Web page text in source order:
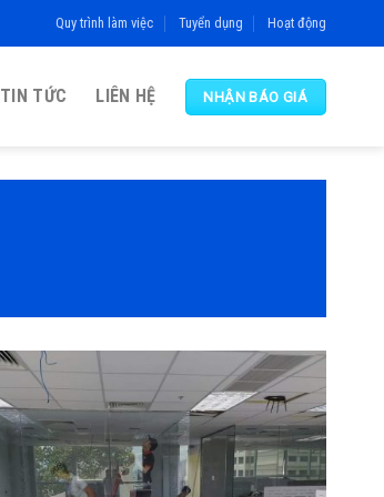
Quy trình làm việc Tuyển dụng Hoạt động
TIN TỨC LIÊN HỆ NHẬN BÁO GIÁ